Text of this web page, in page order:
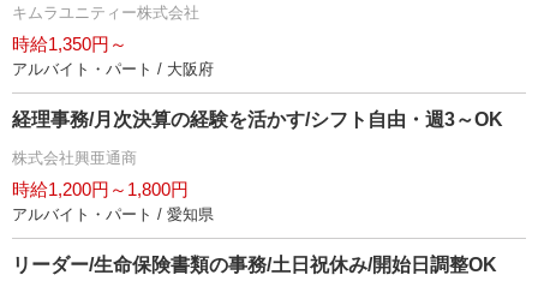
キムラユニティー株式会社
時給1,350円～
アルバイト・パート / 大阪府
経理事務/月次決算の経験を活かす/シフト自由・週3～OK
株式会社興亜通商
時給1,200円～1,800円
アルバイト・パート / 愛知県
リーダー/生命保険書類の事務/土日祝休み/開始日調整OK